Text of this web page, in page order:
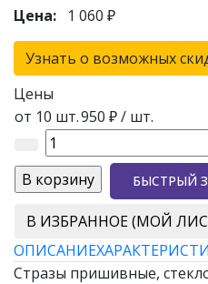
Цена: 1 060 ₽
Узнать о возможных
Цены
от 10 шт.950 ₽/ шт.
БЫСТРЫЙ
В ИЗБРАННОЕ (МОЙ
ОПИСАНИЕ
Стразы пришивные,